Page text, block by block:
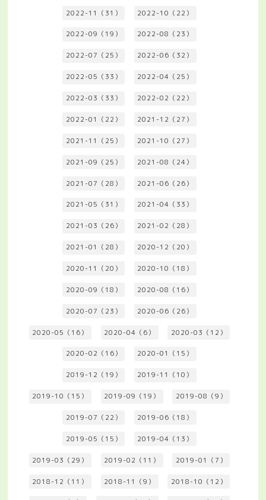
2022-11（31） 2022-10（22）
2022-09（19） 2022-08（23）
2022-07（25） 2022-06（32）
2022-05（33） 2022-04（25）
2022-03（33） 2022-02（22）
2022-01（22） 2021-12（27）
2021-11（25） 2021-10（27）
2021-09（25） 2021-08（24）
2021-07（28） 2021-06（26）
2021-05（31） 2021-04（33）
2021-03（26） 2021-02（28）
2021-01（28） 2020-12（20）
2020-11（20） 2020-10（18）
2020-09（18） 2020-08（16）
2020-07（23） 2020-06（26）
2020-05（16） 2020-04（6） 2020-03（12）
2020-02（16） 2020-01（15）
2019-12（19） 2019-11（10）
2019-10（15） 2019-09（19） 2019-08（9）
2019-07（22） 2019-06（18）
2019-05（15） 2019-04（13）
2019-03（29） 2019-02（11） 2019-01（7）
2018-12（11） 2018-11（9） 2018-10（12）